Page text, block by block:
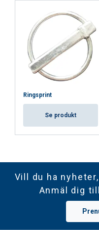
Ringsprint
Se produkt
Vill du ha
Anmäl dig